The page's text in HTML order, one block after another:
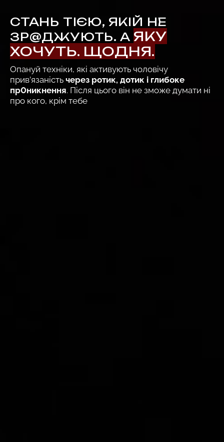
содержимому
СТАНЬ ТІЄЮ, ЯКІЙ НЕ
ЗР@ДЖУЮТЬ. АЯКУ
ХОЧУТЬ. ЩОДНЯ.
Опануй техніки, які активують чоловічу
прив’язаність через ротик, дотик і глибoке
пр0никнення. Після цього він не зможе думати ні
про кого, крім тебе